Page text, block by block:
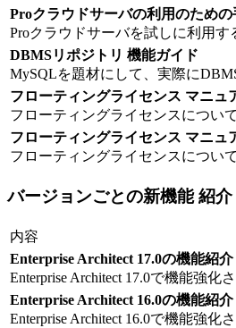
Proクラウドサーバの利用のための
Proクラウドサーバを試しに利用
DBMSリポジトリ 機能ガイド
MySQLを題材にして、実際に
フローティングライセンス マニュ
フローティングライセンスについ
フローティングライセンス マニュ
フローティングライセンスについ
バージョンごとの新機能 紹介
内容
Enterprise Architect 17.0の機能紹介
Enterprise Architect 17.0で機能強化
Enterprise Architect 16.0の機能紹介
Enterprise Architect 16.0で機能強化